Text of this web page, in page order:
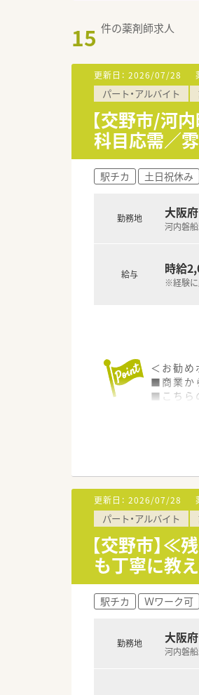
15 件の薬剤師求人
更新日： 2026/07/28
パート・アルバイト
【交野市/河
科目応需／
駅チカ 土日祝休み
勤務地 大阪
河内磐
給与 時給
※経験に
＜お勧め
■商業か
■こちら
■残業
■社員全
更新日： 2026/07/28
パート・アルバイト
【交野市】≪
も丁寧に教
駅チカ Ｗワーク可
勤務地 大阪
河内磐